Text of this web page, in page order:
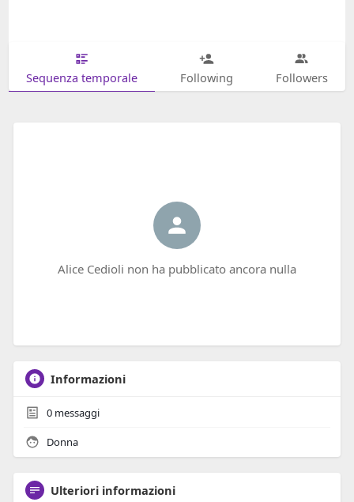
Sequenza temporale Following Followers
Alice Cedioli non ha pubblicato ancora nulla
Informazioni
0messaggi
Donna
Ulteriori informazioni